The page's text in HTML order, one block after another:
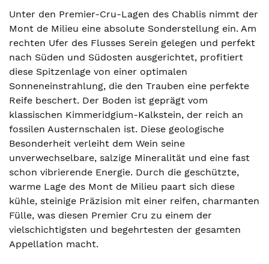
Unter den Premier-Cru-Lagen des Chablis nimmt der
Mont de Milieu eine absolute Sonderstellung ein. Am
rechten Ufer des Flusses Serein gelegen und perfekt
nach Süden und Südosten ausgerichtet, profitiert
diese Spitzenlage von einer optimalen
Sonneneinstrahlung, die den Trauben eine perfekte
Reife beschert. Der Boden ist geprägt vom
klassischen Kimmeridgium-Kalkstein, der reich an
fossilen Austernschalen ist. Diese geologische
Besonderheit verleiht dem Wein seine
unverwechselbare, salzige Mineralität und eine fast
schon vibrierende Energie. Durch die geschützte,
warme Lage des Mont de Milieu paart sich diese
kühle, steinige Präzision mit einer reifen, charmanten
Fülle, was diesen Premier Cru zu einem der
vielschichtigsten und begehrtesten der gesamten
Appellation macht.